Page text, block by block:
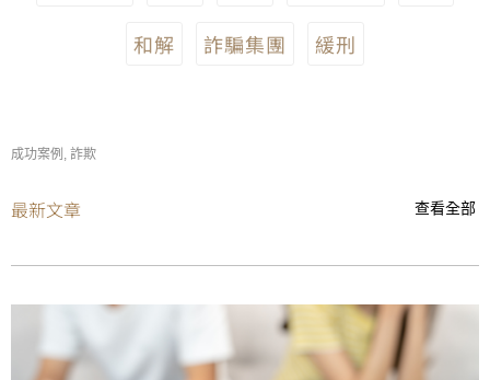
和解 詐騙集團 緩刑
成功案例 , 詐欺
最新文章 查看全部